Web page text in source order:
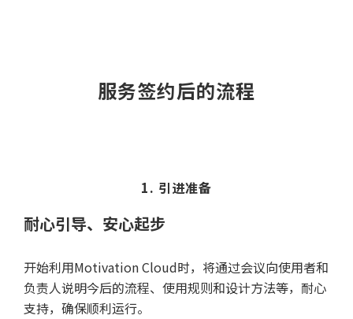
服务签约后的流程
1. 引进准备
耐心引导、安心起步
开始利用Motivation Cloud时，将通过会议向使用者和
负责人说明今后的流程、使用规则和设计方法等，耐心
支持，确保顺利运行。